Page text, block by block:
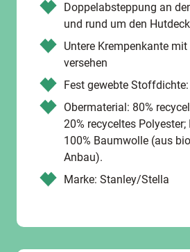
Doppelabsteppung an
und rund um den
Untere Krempenkante
versehen
Fest gewebte
Obermaterial: 80%
20% recyceltes
100% Baumwolle (aus
Anbau).
Marke: Stanley/Stella